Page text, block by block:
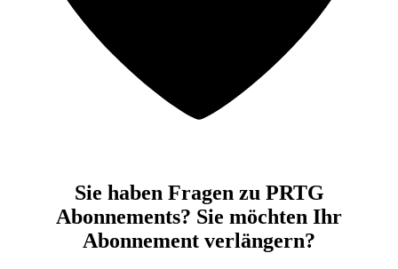
Sie haben Fragen zu PRTG
Abonnements? Sie möchten Ihr
Abonnement verlängern?